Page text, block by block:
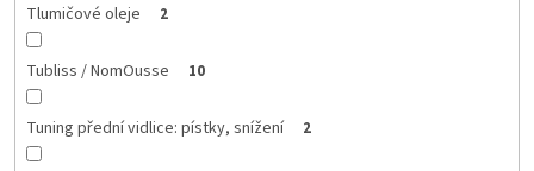
Tlumičové oleje 2
Tubliss / NomOusse 10
Tuning přední vidlice: pístky, snížení 2